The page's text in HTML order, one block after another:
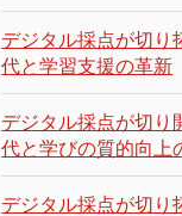
デジタル採点が切り
代と学習支援の革新
デジタル採点が切り
代と学びの質的向上
デジタル採点が切り